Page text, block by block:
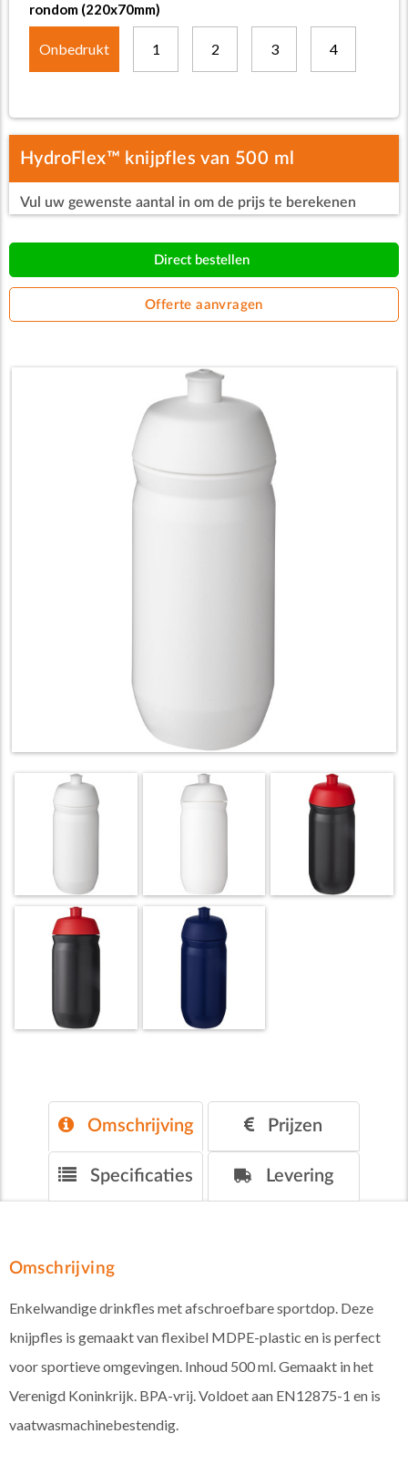
rondom (220x70mm)
Onbedrukt 1 2 3 4
HydroFlex™ knijpfles van 500 ml
Vul uw gewenste aantal in om de prijs te berekenen
Direct bestellen
Offerte aanvragen
Omschrijving Prijzen
Specificaties Levering
Omschrijving
Enkelwandige drinkfles met afschroefbare sportdop. Deze
knijpfles is gemaakt van flexibel MDPE-plastic en is perfect
voor sportieve omgevingen. Inhoud 500 ml. Gemaakt in het
Verenigd Koninkrijk. BPA-vrij. Voldoet aan EN12875-1 en is
vaatwasmachinebestendig.